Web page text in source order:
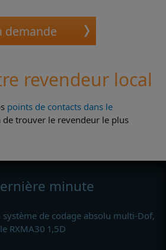
revendeur local
points de contacts dans le
trouver le revendeur le plus
minute
système de codage absolu multi-Dof,
RXMA30 1,5D